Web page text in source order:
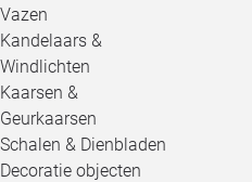
Vazen
Kandelaars &
Windlichten
Kaarsen &
Geurkaarsen
Schalen & Dienbladen
Decoratie objecten